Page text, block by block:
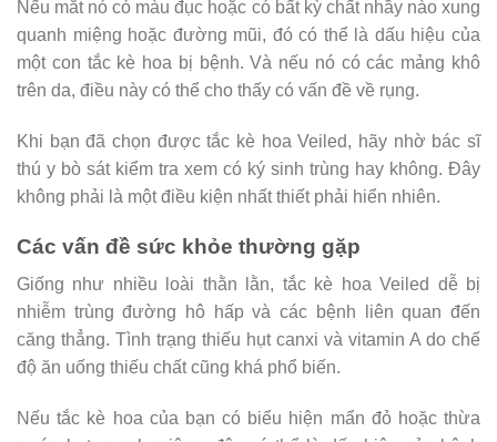
Nếu mắt nó có màu đục hoặc có bất kỳ chất nhầy nào xung
quanh miệng hoặc đường mũi, đó có thể là dấu hiệu của
một con tắc kè hoa bị bệnh. Và nếu nó có các mảng khô
trên da, điều này có thể cho thấy có vấn đề về rụng.
Khi bạn đã chọn được tắc kè hoa Veiled, hãy nhờ bác sĩ
thú y bò sát kiểm tra xem có ký sinh trùng hay không. Đây
không phải là một điều kiện nhất thiết phải hiển nhiên.
Các vấn đề sức khỏe thường gặp
Giống như nhiều loài thằn lằn, tắc kè hoa Veiled dễ bị
nhiễm trùng đường hô hấp và các bệnh liên quan đến
căng thẳng. Tình trạng thiếu hụt canxi và vitamin A do chế
độ ăn uống thiếu chất cũng khá phổ biến.
Nếu tắc kè hoa của bạn có biểu hiện mẩn đỏ hoặc thừa